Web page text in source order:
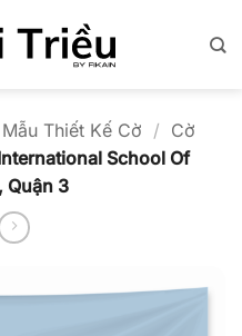
Mẫu Thiết Kế Cờ / Cờ
School Of
Quận 3